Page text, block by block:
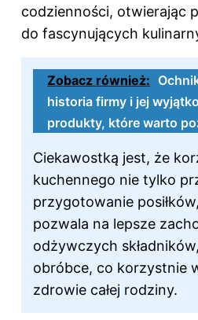
codzienności, otwierając
do fascynujących
Zobacz również:
historia firmy i jej
produkty, które warto
Ciekawostką jest, że
kuchennego nie tylko
przygotowanie
pozwala na lepsze
odżywczych
obróbce, co korzystnie
zdrowie całej rodziny.